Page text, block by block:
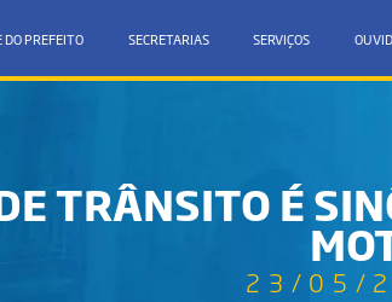
PREFEITO SECRETARIAS SERVIÇOS
TRÂNSITO É
23/05/